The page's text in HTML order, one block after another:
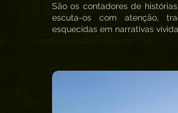
São os contadores de
escuta-os com atenção,
esquecidas em narrativas